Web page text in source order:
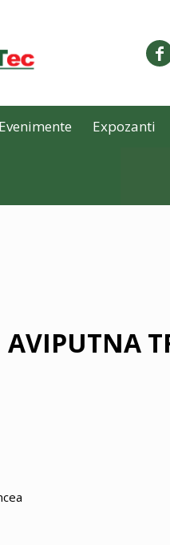
Evenimente Expozanti
AVIPUTNA